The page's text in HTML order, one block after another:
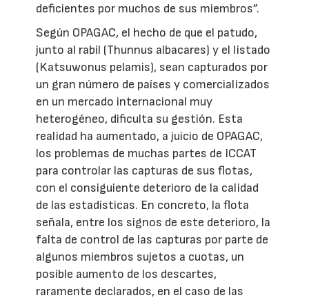
deficientes por muchos de sus miembros”.
Según OPAGAC, el hecho de que el patudo,
junto al rabil (Thunnus albacares) y el listado
(Katsuwonus pelamis), sean capturados por
un gran número de países y comercializados
en un mercado internacional muy
heterogéneo, dificulta su gestión. Esta
realidad ha aumentado, a juicio de OPAGAC,
los problemas de muchas partes de ICCAT
para controlar las capturas de sus flotas,
con el consiguiente deterioro de la calidad
de las estadísticas. En concreto, la flota
señala, entre los signos de este deterioro, la
falta de control de las capturas por parte de
algunos miembros sujetos a cuotas, un
posible aumento de los descartes,
raramente declarados, en el caso de las